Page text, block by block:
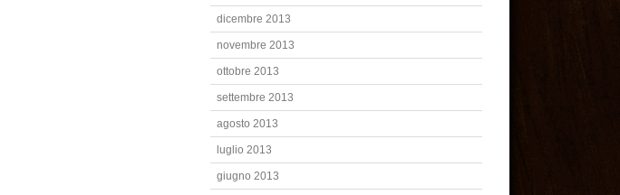
dicembre 2013
novembre 2013
ottobre 2013
settembre 2013
agosto 2013
luglio 2013
giugno 2013